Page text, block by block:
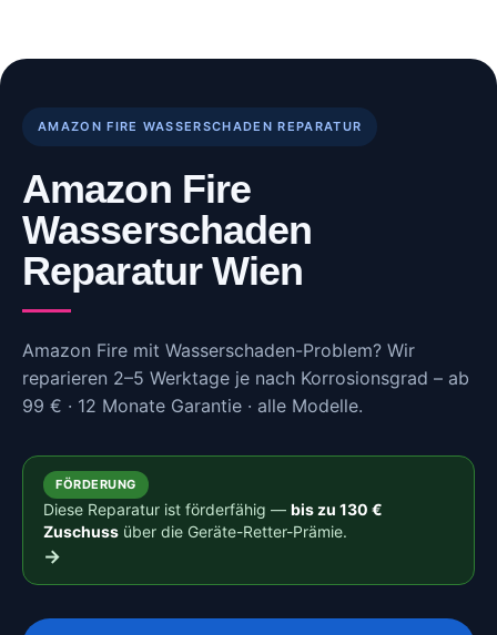
content
AMAZON FIRE WASSERSCHADEN REPARATUR
Amazon Fire
Wasserschaden
Reparatur Wien
Amazon Fire mit Wasserschaden-Problem? Wir
reparieren 2–5 Werktage je nach Korrosionsgrad – ab
99 € · 12 Monate Garantie · alle Modelle.
FÖRDERUNG
Diese Reparatur ist förderfähig — bis zu 130 €
Zuschuss über die Geräte-Retter-Prämie.
→